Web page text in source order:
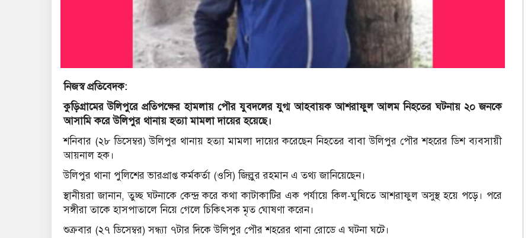
নিজস্ব প্রতিবেদক:
কুড়িগ্রামের উলিপুরে প্রতিপক্ষের হামলায় পৌর যুবদলের যুগ্ম আহবায়ক আশরাফুল আলম নিহতের ঘটনায় ২০ জনকে
আসামি করে উলিপুর থানায় হত্যা মামলা দায়ের হয়েছে।
শনিবার (২৮ ডিসেম্বর) উলিপুর থানায় হত্যা মামলা দায়ের করেছেন নিহতের বাবা উলিপুর পৌর শহরের ডিশ ব্যবসায়ী
আয়নাল হক।
উলিপুর থানা পুলিশের ভারপ্রাপ্ত কর্মকর্তা (ওসি) জিল্লুর রহমান এ তথ্য জানিয়েছেন।
স্থানীয়রা জানান, তুচ্ছ ঘটনাকে কেন্দ্র করে কথা কাটাকাটির এক পর্যায়ে কিল-ঘুষিতে আশরাফুল অসুস্থ হয়ে পড়ে। পরে
সঙ্গীরা তাকে হাসপাতালে নিয়ে গেলে চিকিৎসক মৃত ঘোষণা করেন।
শুক্রবার (২৭ ডিসেম্বর) সন্ধ্যা ৭টার দিকে উলিপুর পৌর শহরের থানা রোডে এ ঘটনা ঘটে।